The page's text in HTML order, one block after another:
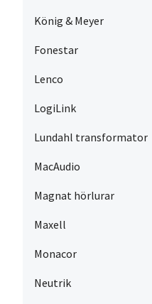
König & Meyer
Fonestar
Lenco
LogiLink
Lundahl transformator
MacAudio
Magnat hörlurar
Maxell
Monacor
Neutrik